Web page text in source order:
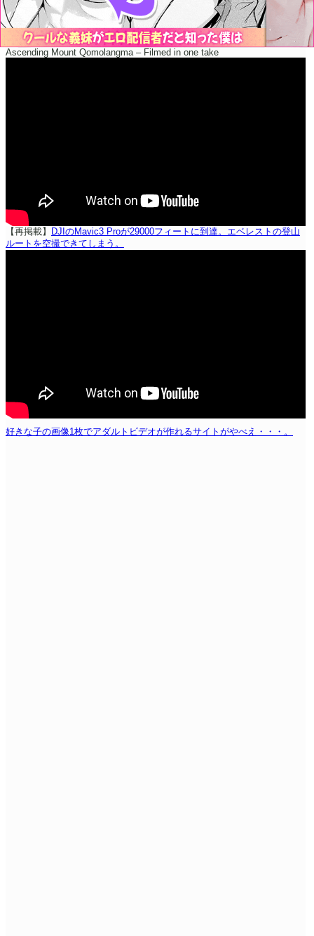
Ascending Mount Qomolangma – Filmed in one take
【再掲載】
DJIのMavic3 Proが29000フィートに到達。エベレストの登山
ルートを空撮できてしまう。
好きな子の画像1枚でアダルトビデオが作れるサイトがやべえ・・・。